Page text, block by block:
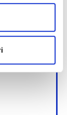
i processi.
e
stress.